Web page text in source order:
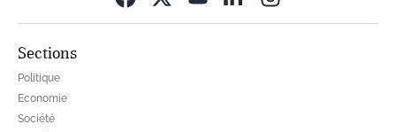
Sections
Politique
Economie
Société